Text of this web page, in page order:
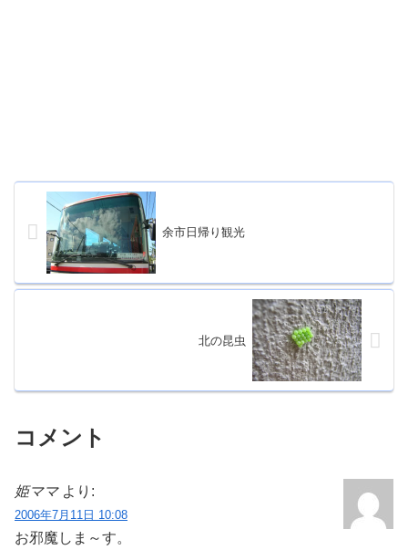
余市日帰り観光
北の昆虫
コメント
姫ママ より:
2006年7月11日 10:08
お邪魔しま～す。